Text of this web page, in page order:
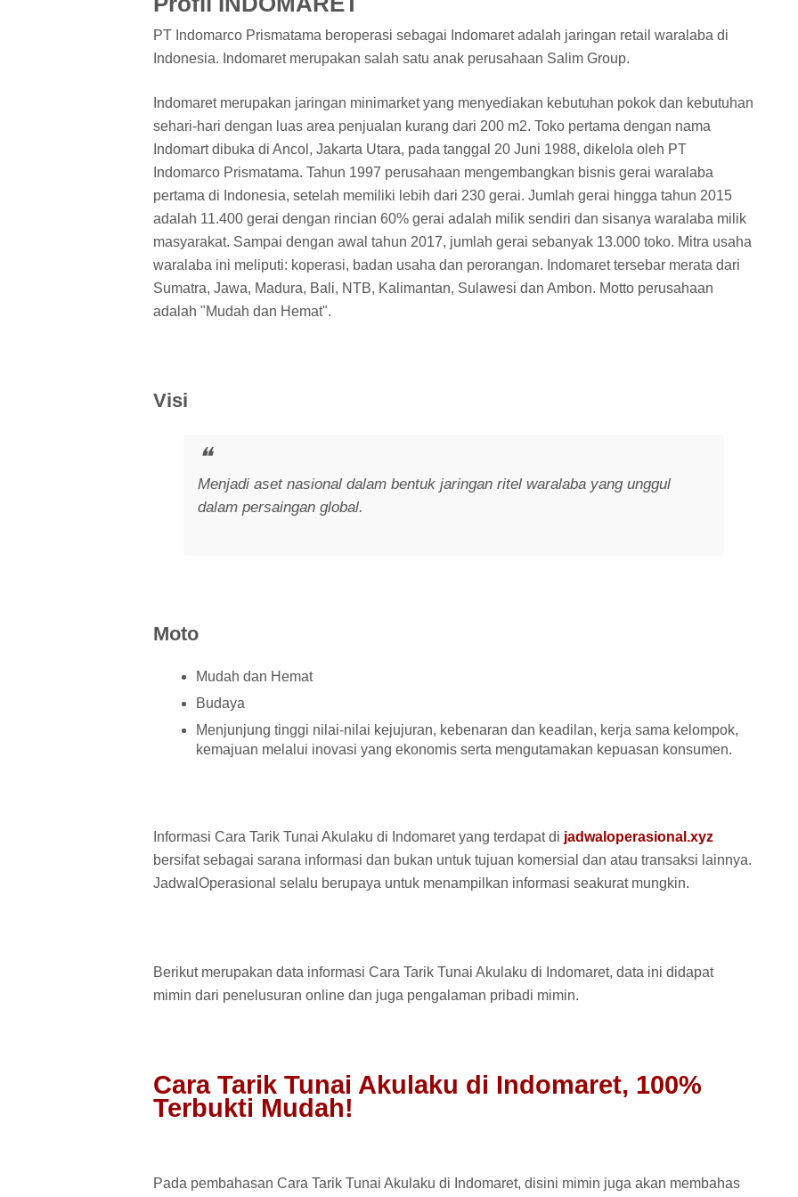
PT Indomarco Prismatama beroperasi sebagai Indomaret adalah jaringan retail waralaba di
Indonesia. Indomaret merupakan salah satu anak perusahaan Salim Group.
Indomaret merupakan jaringan minimarket yang menyediakan kebutuhan pokok dan kebutuhan
sehari-hari dengan luas area penjualan kurang dari 200 m2. Toko pertama dengan nama
Indomart dibuka di Ancol, Jakarta Utara, pada tanggal 20 Juni 1988, dikelola oleh PT
Indomarco Prismatama. Tahun 1997 perusahaan mengembangkan bisnis gerai waralaba
pertama di Indonesia, setelah memiliki lebih dari 230 gerai. Jumlah gerai hingga tahun 2015
adalah 11.400 gerai dengan rincian 60% gerai adalah milik sendiri dan sisanya waralaba milik
masyarakat. Sampai dengan awal tahun 2017, jumlah gerai sebanyak 13.000 toko. Mitra usaha
waralaba ini meliputi: koperasi, badan usaha dan perorangan. Indomaret tersebar merata dari
Sumatra, Jawa, Madura, Bali, NTB, Kalimantan, Sulawesi dan Ambon. Motto perusahaan
adalah "Mudah dan Hemat".
Visi
Menjadi aset nasional dalam bentuk jaringan ritel waralaba yang unggul
dalam persaingan global.
Moto
Mudah dan Hemat
Budaya
Menjunjung tinggi nilai-nilai kejujuran, kebenaran dan keadilan, kerja sama kelompok,
kemajuan melalui inovasi yang ekonomis serta mengutamakan kepuasan konsumen.
Informasi Cara Tarik Tunai Akulaku di Indomaret yang terdapat di jadwaloperasional.xyz
bersifat sebagai sarana informasi dan bukan untuk tujuan komersial dan atau transaksi lainnya.
JadwalOperasional selalu berupaya untuk menampilkan informasi seakurat mungkin.
Berikut merupakan data informasi Cara Tarik Tunai Akulaku di Indomaret, data ini didapat
mimin dari penelusuran online dan juga pengalaman pribadi mimin.
Cara Tarik Tunai Akulaku di Indomaret, 100%
Terbukti Mudah!
Pada pembahasan Cara Tarik Tunai Akulaku di Indomaret, disini mimin juga akan membahas